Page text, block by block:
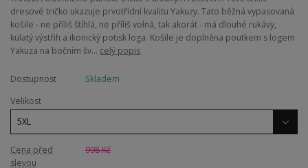
dresové tričko ukazuje prvotřídní kvalitu Yakuzy. Tato běžná vypasovaná
košile - ne příliš štíhlá, ne příliš volná, tak akorát - má dlouhé rukávy,
kulatý výstřih a ikonický potisk loga. Košile je doplněna poutkem s logem
Yakuza na bočním šv... celý popis
Dostupnost
Skladem
Velikost
Cena před
slevou
998 Kč